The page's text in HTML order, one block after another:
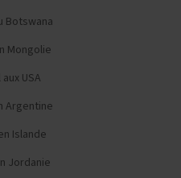
Botswana
Mongolie
USA
Argentine
Islande
Jordanie